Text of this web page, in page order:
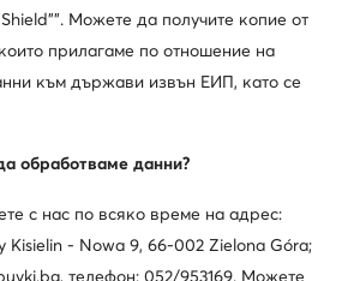
държавата: България (BG)
© obuvki.bg 2026
Промени настройките
за поверителност
Можете да получите копие от
прилагаме по отношение на
към държави извън ЕИП, като се
обработваме данни?
с нас по всяко време на адрес:
Kisielin - Nowa 9, 66-002 Zielona Góra;
телефон: 052/953169. Можете